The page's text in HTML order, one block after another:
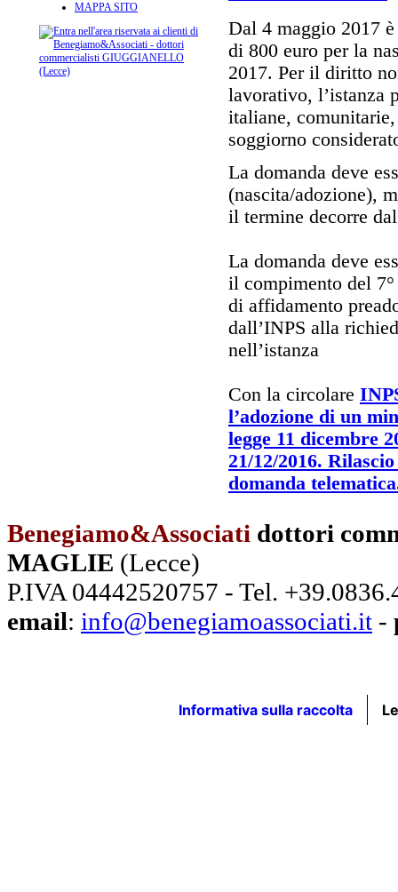
MAPPA SITO
Dal 4 maggio 2017
di 800 euro per la
2017. Per il diritto
lavorativo, l’istanza
italiane,
soggiorno
La domanda deve
(nascita/adozione),
il termine decorre
La domanda deve
il compimento del
di affidamento
dall’INPS alla
nell’istanza
Con la circolare
l’adozione di un
legge 11 dicembre
21/12/2016.
domanda
Benegiamo&Associati dottori
MAGLIE (Lecce)
P.IVA 04442520757 - Tel.
email: info@benegiamoassociati.it -
Informativa sulla raccolta